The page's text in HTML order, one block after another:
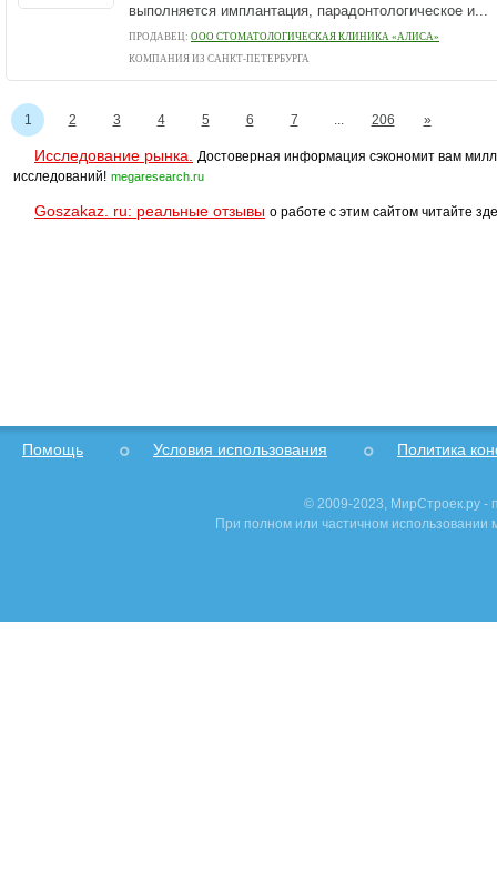
выполняется имплантация, парадонтологическое и...
ПРОДАВЕЦ: ООО СТОМАТОЛОГИЧЕСКАЯ КЛИНИКА «АЛИСА»
КОМПАНИЯ ИЗ САНКТ-ПЕТЕРБУРГА
1 2 3 4 5 6 7 ... 206 »
Исследование рынка.
Достоверная информация сэкономит вам
исследований! megaresearch.ru
Goszakaz. ru: реальные отзывы о работе с этим сайтом читайте
Помощь Условия использования Политика
© 2009-2023, МирСтроек.ру -
При полном или частичном использовании